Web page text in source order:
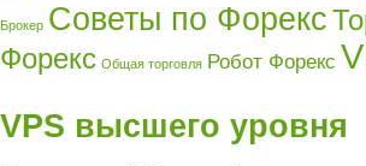
Брокер Советы по Форекс
Форекс Общая торговля Робот Форекс
VPS высшего уровня